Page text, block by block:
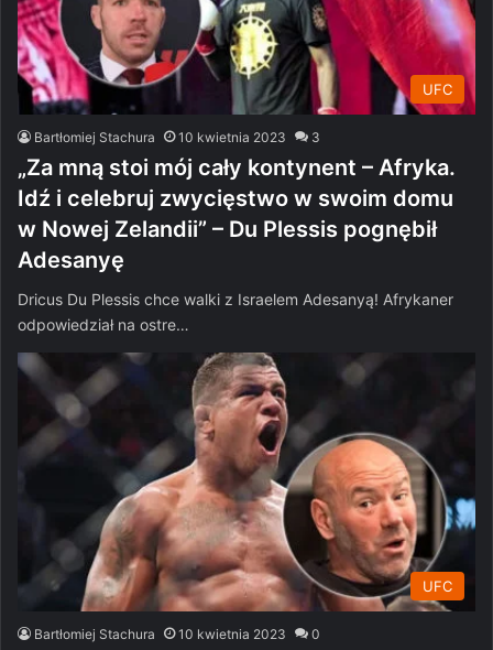
UFC
Bartłomiej Stachura 10 kwietnia 2023 3
„Za mną stoi mój cały kontynent – Afryka.
Idź i celebruj zwycięstwo w swoim domu
w Nowej Zelandii” – Du Plessis pognębił
Adesanyę
Dricus Du Plessis chce walki z Israelem Adesanyą! Afrykaner
odpowiedział na ostre…
UFC
Bartłomiej Stachura 10 kwietnia 2023 0